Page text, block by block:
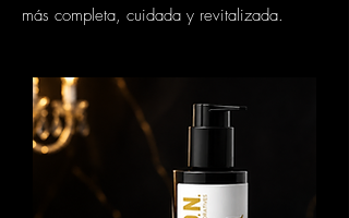
más completa, cuidada y revitalizada.